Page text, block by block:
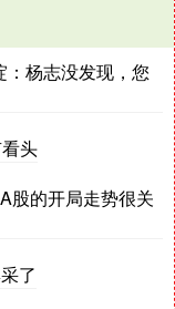
杨志没发现，您
头
股的开局走势很关
了